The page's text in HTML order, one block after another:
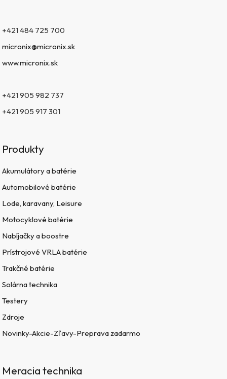
+421 484 725 700
micronix@micronix.sk
www.micronix.sk
+421 905 982 737
+421 905 917 301
Produkty
Akumulátory a batérie
Automobilové batérie
Lode, karavany, Leisure
Motocyklové batérie
Nabíjačky a boostre
Prístrojové VRLA batérie
Trakčné batérie
Solárna technika
Testery
Zdroje
Novinky-Akcie-Zľavy-Preprava zadarmo
Meracia technika